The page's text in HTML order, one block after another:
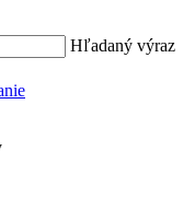
Hľadaný výraz